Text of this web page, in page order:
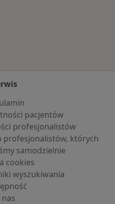
pacjentów
profesjonalistów
profesjonalistów, których
samodzielnie
cookies
wyszukiwania
nas